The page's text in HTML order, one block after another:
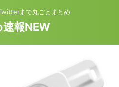
まで丸ごとまとめ
速報NEW